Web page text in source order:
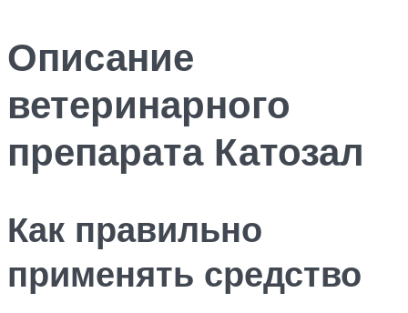
Описание
ветеринарного
препарата Катозал
Как правильно
применять средство